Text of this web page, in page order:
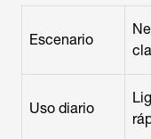
Escenario
Uso diario